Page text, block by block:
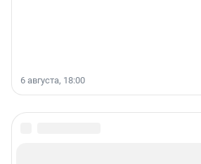
6 августа, 18:00